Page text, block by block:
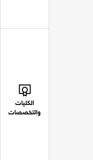
الكليات
والتخصصات